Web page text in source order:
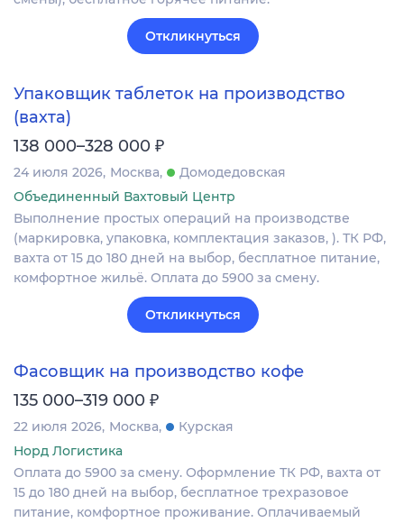
Откликнуться
Упаковщик таблеток на производство
(вахта)
138 000–328 000 ₽
24 июля 2026 Москва
Домодедовская
Объединенный Вахтовый Центр
Выполнение простых операций на производстве
(маркировка, упаковка, комплектация заказов, ). ТК РФ,
вахта от 15 до 180 дней на выбор, бесплатное питание,
комфортное жильё. Оплата до 5900 за смену.
Откликнуться
Фасовщик на производство кофе
135 000–319 000 ₽
22 июля 2026 Москва
Курская
Норд Логистика
Оплата до 5900 за смену. Оформление ТК РФ, вахта от
15 до 180 дней на выбор, бесплатное трехразовое
питание, комфортное проживание. Оплачиваемый